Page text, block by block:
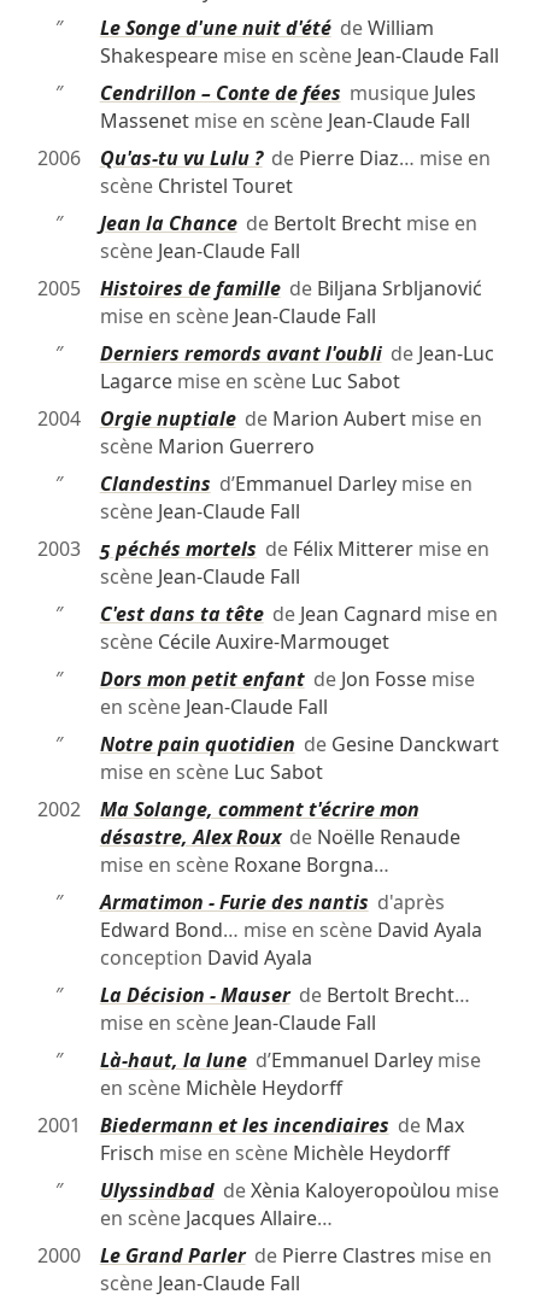
″
Le Songe d'une nuit d'étédeWilliam
Shakespearemise en scène Jean-Claude Fall
″
Cendrillon – Conte de fées musique Jules
Massenetmise en scène Jean-Claude Fall
2006
Qu'as-tu vu Lulu ?de Pierre Diaz… mise en
scène Christel Touret
″
Jean la Chancede Bertolt Brechtmise en
scène Jean-Claude Fall
2005
Histoires de famillede Biljana Srbljanović
mise en scène Jean-Claude Fall
″
Derniers remords avant l'oublide Jean-Luc
Lagarcemise en scène Luc Sabot
2004
Orgie nuptialede Marion Aubertmise en
scène Marion Guerrero
″
Clandestins d’Emmanuel Darleymise en
scène Jean-Claude Fall
2003
5 péchés mortels de Félix Mitterermise en
scène Jean-Claude Fall
″
C'est dans ta têtede Jean Cagnard mise en
scène Cécile Auxire-Marmouget
″
Dors mon petit enfantde Jon Fossemise
en scène Jean-Claude Fall
″
Notre pain quotidien de Gesine Danckwart
mise en scène Luc Sabot
2002
Ma Solange, comment t'écrire mon
désastre, Alex Rouxde Noëlle Renaude
mise en scène Roxane Borgna…
″
Armatimon - Furie des nantis d'après
Edward Bond… mise en scène David Ayala
conception David Ayala
″
La Décision - Mauserde Bertolt Brecht…
mise en scène Jean-Claude Fall
″
Là-haut, la luned’Emmanuel Darleymise
en scène Michèle Heydorff
2001
Biedermann et les incendiaires de Max
Frisch mise en scène Michèle Heydorff
″
UlyssindbaddeXènia Kaloyeropoùlou mise
en scène Jacques Allaire…
2000
Le Grand Parlerde Pierre Clastres mise en
scène Jean-Claude Fall